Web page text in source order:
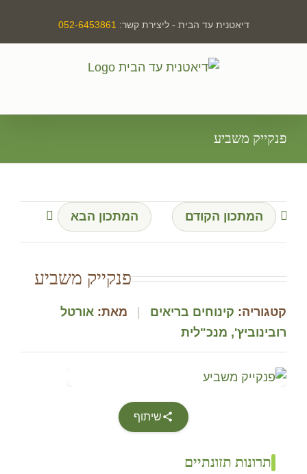
דיאטנית עד הבית - ליצירת קשר: 052-6453861
פנקייק משביע
המתכון הקודם המתכון הבא
פנקייק משביע
קטגוריה: קינוחים בריאים | מאת: אורטל
רובינוביץ', מנכ"לית
שיתוף
יתרונות תזונתיים